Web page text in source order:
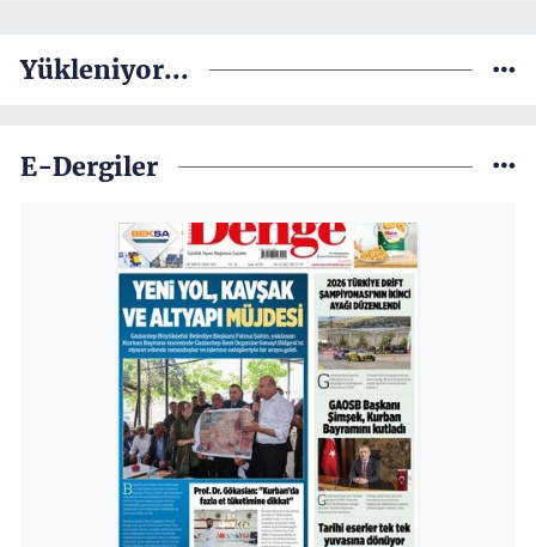
Yükleniyor...
E-Dergiler